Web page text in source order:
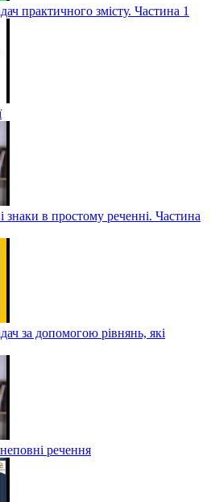
практичного змісту. Частина 1
знаки в простому реченні. Частина
за допомогою рівнянь, які
речення